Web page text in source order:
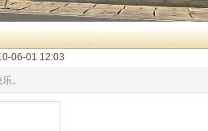
06-01 12:03
。